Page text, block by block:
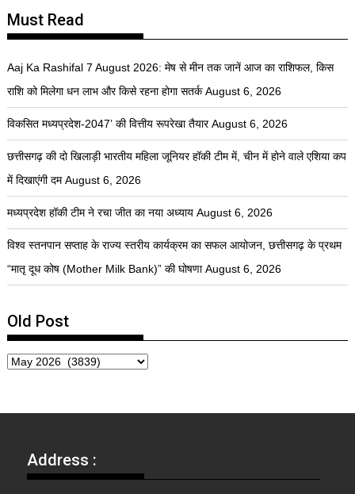
Must Read
Aaj Ka Rashifal 7 August 2026: मेष से मीन तक जानें आज का राशिफल, किस
राशि को मिलेगा धन लाभ और किसे रहना होगा सतर्क August 6, 2026
विकसित मध्यप्रदेश-2047’ की वित्तीय रूपरेखा तैयार August 6, 2026
छत्तीसगढ़ की दो खिलाड़ी भारतीय महिला जूनियर हॉकी टीम में, चीन में होने वाले एशिया कप
में दिखाएंगी दम August 6, 2026
मध्यप्रदेश हॉकी टीम ने रचा जीत का नया अध्याय August 6, 2026
विश्व स्तनपान सप्ताह के राज्य स्तरीय कार्यक्रम का सफल आयोजन, छत्तीसगढ़ के प्रथम
“मातृ दूध कोष (Mother Milk Bank)” की घोषणा August 6, 2026
Old Post
Address :